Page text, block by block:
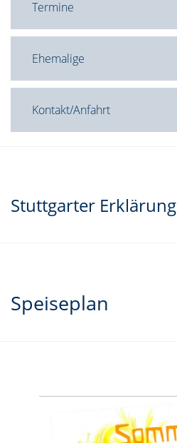
Termine
Ehemalige
Kontakt/Anfahrt
Stuttgarter Erklärung
Speiseplan